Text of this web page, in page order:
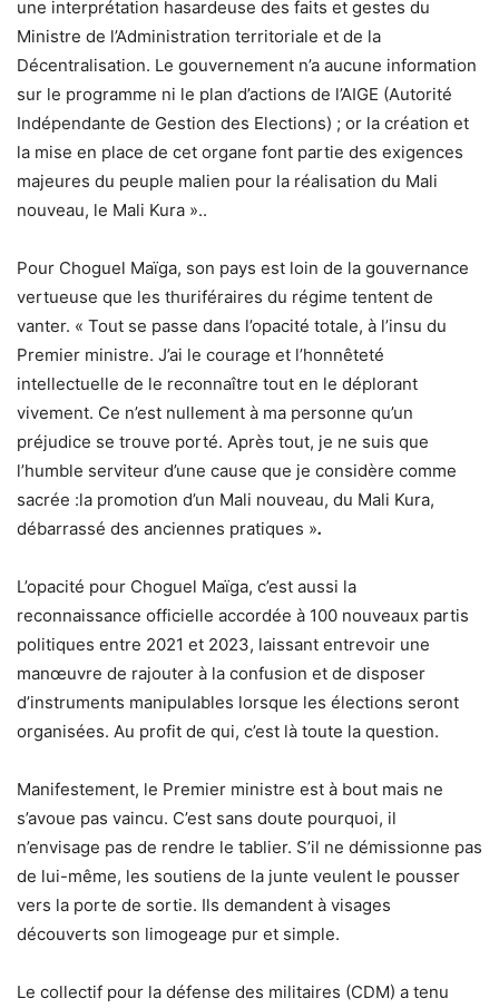
une interprétation hasardeuse des faits et gestes du
Ministre de l’Administration territoriale et de la
Décentralisation. Le gouvernement n’a aucune information
sur le programme ni le plan d’actions de l’AIGE (Autorité
Indépendante de Gestion des Elections) ; or la création et
la mise en place de cet organe font partie des exigences
majeures du peuple malien pour la réalisation du Mali
nouveau, le Mali Kura »..
Pour Choguel Maïga, son pays est loin de la gouvernance
vertueuse que les thuriféraires du régime tentent de
vanter. « Tout se passe dans l’opacité totale, à l’insu du
Premier ministre. J’ai le courage et l’honnêteté
intellectuelle de le reconnaître tout en le déplorant
vivement. Ce n’est nullement à ma personne qu’un
préjudice se trouve porté. Après tout, je ne suis que
l’humble serviteur d’une cause que je considère comme
sacrée :la promotion d’un Mali nouveau, du Mali Kura,
débarrassé des anciennes pratiques ».
L’opacité pour Choguel Maïga, c’est aussi la
reconnaissance officielle accordée à 100 nouveaux partis
politiques entre 2021 et 2023, laissant entrevoir une
manœuvre de rajouter à la confusion et de disposer
d’instruments manipulables lorsque les élections seront
organisées. Au profit de qui, c’est là toute la question.
Manifestement, le Premier ministre est à bout mais ne
s’avoue pas vaincu. C’est sans doute pourquoi, il
n’envisage pas de rendre le tablier. S’il ne démissionne pas
de lui-même, les soutiens de la junte veulent le pousser
vers la porte de sortie. Ils demandent à visages
découverts son limogeage pur et simple.
Le collectif pour la défense des militaires (CDM) a tenu